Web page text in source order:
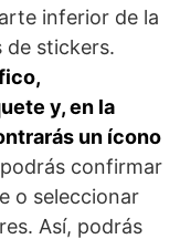
inferior de la
de stickers.
y, en la
un ícono
confirmar
o seleccionar
Así, podrás